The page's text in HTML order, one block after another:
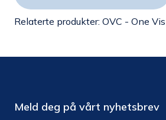
Relaterte produkter: OVC - One
Meld deg på vårt nyhetsbrev